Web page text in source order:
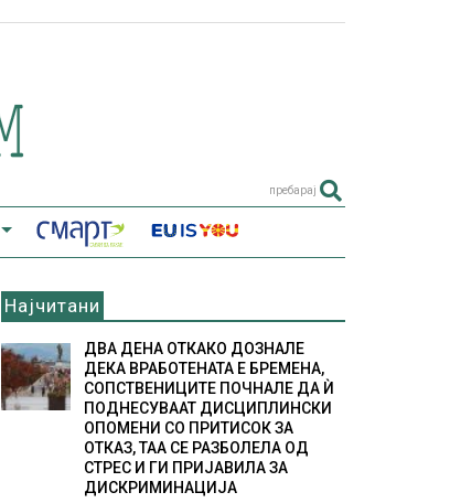
пребарај
Најчитани
ДВА ДЕНА ОТКАКО ДОЗНАЛЕ
ДЕКА ВРАБОТЕНАТА Е БРЕМЕНА,
СОПСТВЕНИЦИТЕ ПОЧНАЛЕ ДА Ѝ
ПОДНЕСУВААТ ДИСЦИПЛИНСКИ
ОПОМЕНИ СО ПРИТИСОК ЗА
ОТКАЗ, ТАА СЕ РАЗБОЛЕЛА ОД
СТРЕС И ГИ ПРИЈАВИЛА ЗА
ДИСКРИМИНАЦИЈА